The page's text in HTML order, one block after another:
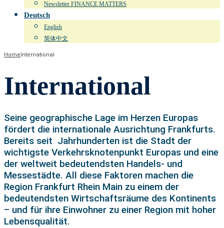
Newsletter FINANCE MATTERS
Deutsch
English
简体中文
HomeInternational
International
Seine geographische Lage im Herzen Europas
fördert die internationale Ausrichtung Frankfurts.
Bereits seit Jahrhunderten ist die Stadt der
wichtigste Verkehrsknotenpunkt Europas und eine
der weltweit bedeutendsten Handels- und
Messestädte. All diese Faktoren machen die
Region Frankfurt Rhein Main zu einem der
bedeutendsten Wirtschaftsräume des Kontinents
– und für ihre Einwohner zu einer Region mit hoher
Lebensqualität.